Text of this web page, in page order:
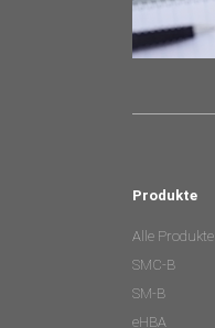
Produkte
Alle Produkte
SMC-B
SM-B
eHBA